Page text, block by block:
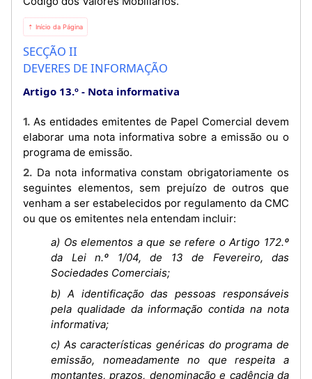
⇡ Início da Página
SECÇÃO II
DEVERES DE INFORMAÇÃO
Artigo 13.º Nota informativa
1. As entidades emitentes de Papel Comercial devem
elaborar uma nota informativa sobre a emissão ou o
programa de emissão.
2. Da nota informativa constam obrigatoriamente os
seguintes elementos, sem prejuízo de outros que
venham a ser estabelecidos por regulamento da CMC
ou que os emitentes nela entendam incluir:
a) Os elementos a que se refere o Artigo 172.º
da Lei n.º 1/04, de 13 de Fevereiro, das
Sociedades Comerciais;
b) A identificação das pessoas responsáveis
pela qualidade da informação contida na nota
informativa;
c) As características genéricas do programa de
emissão, nomeadamente no que respeita a
montantes, prazos, denominação e cadência da